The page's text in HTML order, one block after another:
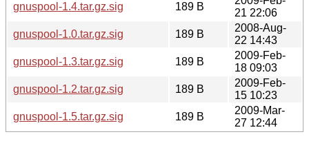
gnuspool-1.4.tar.gz.sig
189 B
21 22:06
gnuspool-1.0.tar.gz.sig
189 B
2008-Aug-
22 14:43
gnuspool-1.3.tar.gz.sig
189 B
2009-Feb-
18 09:03
gnuspool-1.2.tar.gz.sig
189 B
2009-Feb-
15 10:23
gnuspool-1.5.tar.gz.sig
189 B
2009-Mar-
27 12:44